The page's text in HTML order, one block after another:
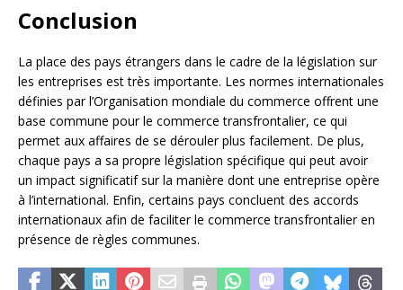
Conclusion
La place des pays étrangers dans le cadre de la législation sur
les entreprises est très importante. Les normes internationales
définies par l’Organisation mondiale du commerce offrent une
base commune pour le commerce transfrontalier, ce qui
permet aux affaires de se dérouler plus facilement. De plus,
chaque pays a sa propre législation spécifique qui peut avoir
un impact significatif sur la manière dont une entreprise opère
à l’international. Enfin, certains pays concluent des accords
internationaux afin de faciliter le commerce transfrontalier en
présence de règles communes.